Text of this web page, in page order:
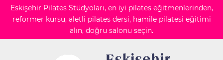
Eskişehir Pilates Stüdyoları, en iyi pilates eğitmenlerinden,
reformer kursu, aletli pilates dersi, hamile pilatesi eğitimi
alın, doğru salonu seçin.